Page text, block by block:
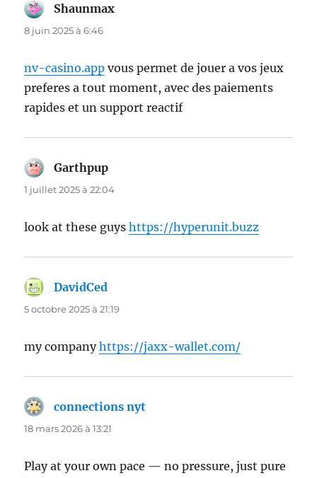
Shaunmax
8 juin 2025 à 6:46
nv-casino.app vous permet de jouer a vos jeux
preferes a tout moment, avec des paiements
rapides et un support reactif
Garthpup
1 juillet 2025 à 22:04
look at these guyshttps://hyperunit.buzz
DavidCed
5 octobre 2025 à 21:19
my companyhttps://jaxx-wallet.com/
connections nyt
18 mars 2026 à 13:21
Play at your own pace — no pressure, just pure